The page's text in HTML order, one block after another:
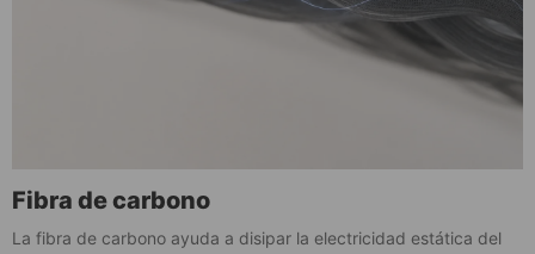
Fibra de carbono
La fibra de carbono ayuda a disipar la electricidad estática del